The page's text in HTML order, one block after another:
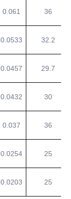
0.061 36
0.0533 32.2
0.0457 29.7
0.0432 30
0.037 36
0.0254 25
0.0203 25